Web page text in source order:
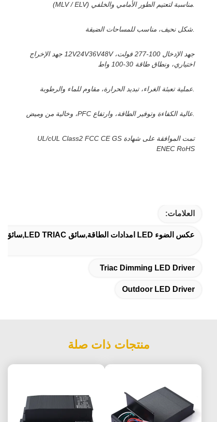
.مناسبة لتعتيم الطور الأمامي والخلفي (MLV / ELV)
.شكل نحيف، مناسب للمساحات الضيقة
جهد الإدخال 100-277 فولت، 12V24V36V48V جهد ​​الإخراج
اختياري، ونطاق طاقة 30-100 واط
.عملية تعبئة الغراء، تبديد الحرارة، مقاوم للماء والرطوبة
.عالية الكفاءة وتوفير الطاقة، وارتفاع PFC، وخالية من وميض
تمت الموافقة على شهادة UL/cUL Class2 FCC CE GS
ENEC RoHS
العلامات:
عكس الضوء LED امدادات الطاقة,سائق LED TRIAC,سائق LED خارجي
Triac Dimming LED Driver
Outdoor LED Driver
منتجات ذات صلة